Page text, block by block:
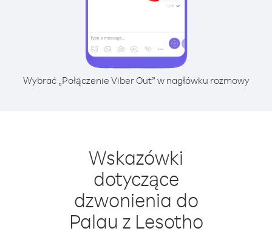
Wybrać „Połączenie Viber Out” w nagłówku rozmowy
Wskazówki
dotyczące
dzwonienia do
Palau z Lesotho